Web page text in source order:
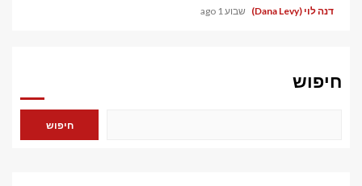
דנה לוי (Dana Levy) שבוע 1 ago
חיפוש
חיפוש